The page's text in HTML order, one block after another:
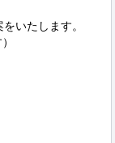
いたします。